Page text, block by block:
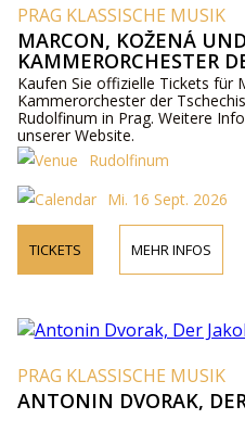
PRAG KLASSISCHE MUSIK
MARCON, KOŽENÁ
KAMMERORCHESTER
PHILHARMONIE
Kaufen Sie offizielle Tickets für
Kammerorchester der
Rudolfinum in Prag. Weitere
unserer Website.
Rudolfinum
Mi. 16 Sept. 2026
TICKETS MEHR INFOS
PRAG KLASSISCHE MUSIK
ANTONIN DVORAK,